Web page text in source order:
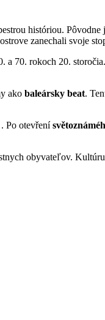
históriou.
zanechali svoje
a 70. rokoch 20.
ako baleársky beat.
. Po otevření
obyvateľov.